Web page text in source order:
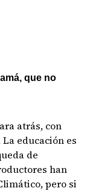
que no
atrás, con
educación es
de
han
pero si